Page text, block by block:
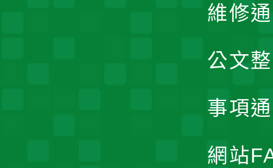
維修
公文
事項
網站